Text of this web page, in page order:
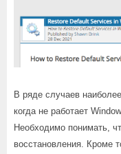
В ряде случаев
когда не работает
Необходимо понимать,
восстановления. Кроме